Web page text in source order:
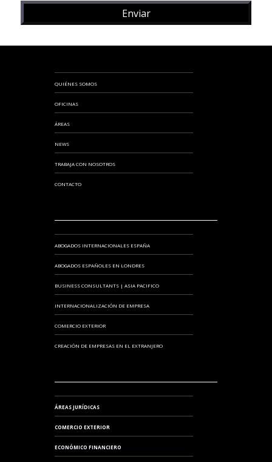
QUIÉNES SOMOS
OFICINAS
ÁREAS
NEWS
TRABAJA CON NOSOTROS
CONTACTO
ABOGADOS INTERNACIONALES ESPAÑA
ABOGADOS ESPAÑOLES EN LONDRES
BUSINESS CONSULTANTS | ASIA PACIFICO
INTERNACIONALIZACIÓN DE EMPRESA
COMERCIO EXTERIOR
CREACIÓN DE EMPRESAS EN EL EXTRANJERO
ÁREAS JURÍDICAS
COMERCIO EXTERIOR
ECONÓMICO FINANCIERO